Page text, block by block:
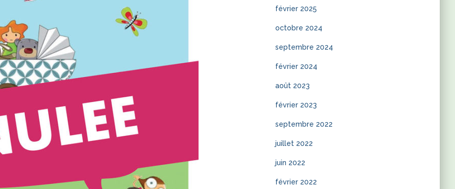
février 2025
octobre 2024
septembre 2024
février 2024
août 2023
février 2023
septembre 2022
juillet 2022
juin 2022
février 2022